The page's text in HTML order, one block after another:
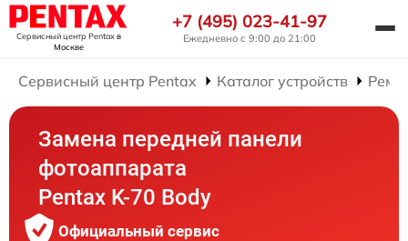
Сервисный центр Pentaxв
Москве
+7 (495) 023-41-97
Ежедневно с 9:00 до 21:00
Сервисный центр Pentax Каталог устройств
Замена передней панели
фотоаппарата
Pentax K-70 Body
Официальный сервис